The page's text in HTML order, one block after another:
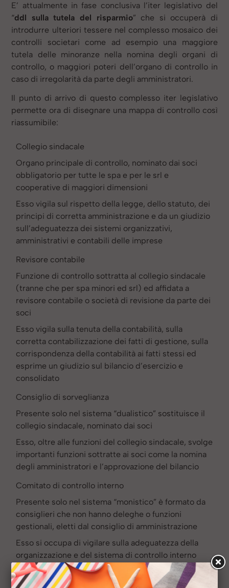
E’ attualmente in fase conclusiva l’iter legislativo del
“ddl sulla tutela del risparmio” che si occuperà di
introdurre ulteriori tessere nel complesso mosaico dei
controlli societari come ad esempio una maggiore
tutela delle minoranze nella nomina degli organi di
controllo, o maggiori poteri dell’organo di controllo in
caso di irregolarità da parte degli amministratori.
Il punto di arrivo di questo complesso iter legislativo
permette ora di disegnare una mappa di controllo così
riassumibile:
Collegio sindacale
Organo principale di controllo, nominato dai soci
obbligatorio per tutte le spa e per le srl e
cooperative di maggiori dimensioni
Esso vigila sul rispetto della legge, dello statuto, dei
principi di corretta amministrazione e da un giudizio
sull’adeguatezza dei sistemi organizzativi,
amministrativi e contabili delle imprese
Revisore contabile
Funzione di controllo sottratta al collegio sindacale
(tranne che per spa minori ed srl) ed affidata a
revisore contabile o società di revisione da parte dei
soci
Esso vigila sulla tenuta della contabilità, sulla
corretta contabilizzazione dei fatti di gestione, sulla
corrispondenza della contabilità ai fatti stessi ed
esprime un giudizio sul bilancio d’esercizio e
consolidato
Consiglio di sorveglianza
Presente solo nel sistema “dualistico” sostituisce il
collegio sindacale, nominato dai soci
Esso, oltre alle funzioni del collegio sindacale, svolge
importanti funzioni sottratte ai soci come la nomina
degli amministratori e l’approvazione del bilancio
Comitato di controllo interno
Presente solo nel sistema “monistico” è formato da
consiglieri che non hanno deleghe o funzioni
gestionali, eletti dal consiglio di amministrazione
Esso si occupa di vigilare sulla adeguatezza della
organizzazione e del sistema di controllo interno
dell’impresa, dei rapporti col revisore contabile e di
ogni altra funzione assegnata dal consiglio di